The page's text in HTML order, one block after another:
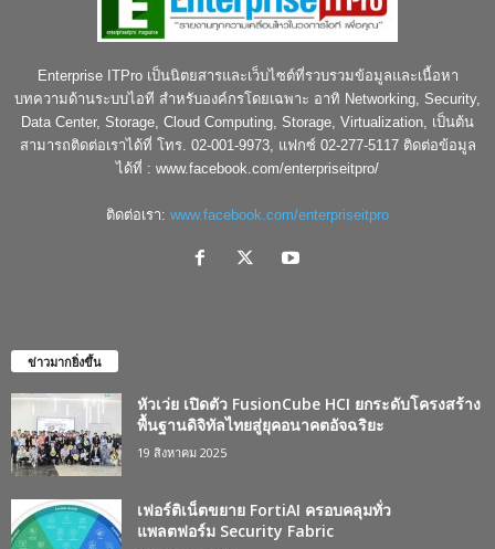
Enterprise ITPro เป็นนิตยสารและเว็บไซต์ที่รวบรวมข้อมูลและเนื้อหา
บทความด้านระบบไอที สำหรับองค์กรโดยเฉพาะ อาทิ Networking, Security,
Data Center, Storage, Cloud Computing, Storage, Virtualization, เป็นต้น
สามารถติดต่อเราได้ที่ โทร. 02-001-9973, แฟกซ์ 02-277-5117 ติดต่อข้อมูล
ได้ที่ : www.facebook.com/enterpriseitpro/
ติดต่อเรา: www.facebook.com/enterpriseitpro
ข่าวมากยิ่งขึ้น
หัวเว่ย เปิดตัว FusionCube HCI ยกระดับโครงสร้าง
พื้นฐานดิจิทัลไทยสู่ยุคอนาคตอัจฉริยะ
19 สิงหาคม 2025
เฟอร์ติเน็ตขยาย FortiAI ครอบคลุมทั่ว
แพลตฟอร์ม Security Fabric